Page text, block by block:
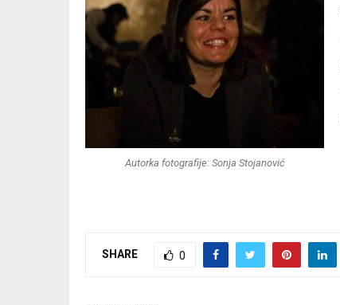
Autorka fotografije: Sonja Stojanović
SHARE 0